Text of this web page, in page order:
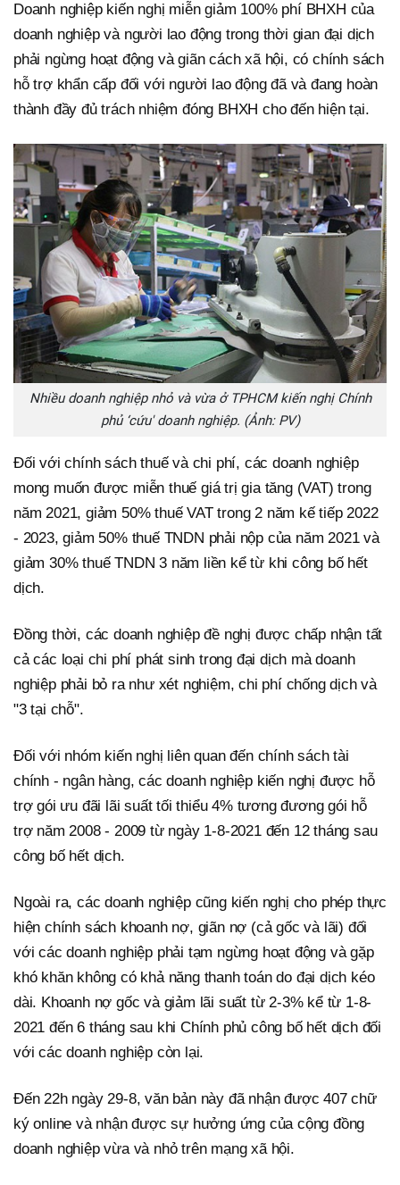
Doanh nghiệp kiến nghị miễn giảm 100% phí BHXH của
doanh nghiệp và người lao động trong thời gian đại dịch
phải ngừng hoạt động và giãn cách xã hội, có chính sách
hỗ trợ khẩn cấp đối với người lao động đã và đang hoàn
thành đầy đủ trách nhiệm đóng BHXH cho đến hiện tại.
Nhiều doanh nghiệp nhỏ và vừa ở TPHCM kiến nghị Chính
phủ ‘cứu' doanh nghiệp. (Ảnh: PV)
Đối với chính sách thuế và chi phí, các doanh nghiệp
mong muốn được miễn thuế giá trị gia tăng (VAT) trong
năm 2021, giảm 50% thuế VAT trong 2 năm kế tiếp 2022
- 2023, giảm 50% thuế TNDN phải nộp của năm 2021 và
giảm 30% thuế TNDN 3 năm liền kể từ khi công bố hết
dịch.
Đồng thời, các doanh nghiệp đề nghị được chấp nhận tất
cả các loại chi phí phát sinh trong đại dịch mà doanh
nghiệp phải bỏ ra như xét nghiệm, chi phí chống dịch và
"3 tại chỗ".
Đối với nhóm kiến nghị liên quan đến chính sách tài
chính - ngân hàng, các doanh nghiệp kiến nghị được hỗ
trợ gói ưu đãi lãi suất tối thiểu 4% tương đương gói hỗ
trợ năm 2008 - 2009 từ ngày 1-8-2021 đến 12 tháng sau
công bố hết dịch.
Ngoài ra, các doanh nghiệp cũng kiến nghị cho phép thực
hiện chính sách khoanh nợ, giãn nợ (cả gốc và lãi) đối
với các doanh nghiệp phải tạm ngừng hoạt động và gặp
khó khăn không có khả năng thanh toán do đại dịch kéo
dài. Khoanh nợ gốc và giảm lãi suất từ 2-3% kể từ 1-8-
2021 đến 6 tháng sau khi Chính phủ công bố hết dịch đối
với các doanh nghiệp còn lại.
Đến 22h ngày 29-8, văn bản này đã nhận được 407 chữ
ký online và nhận được sự hưởng ứng của cộng đồng
doanh nghiệp vừa và nhỏ trên mạng xã hội.